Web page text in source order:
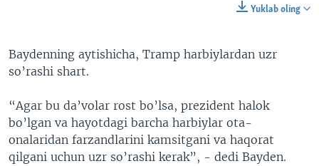
Yuklab oling
Baydenning aytishicha, Tramp harbiylardan uzr
so’rashi shart.
“Agar bu da’volar rost bo’lsa, prezident halok
bo’lgan va hayotdagi barcha harbiylar ota-
onalaridan farzandlarini kamsitgani va haqorat
qilgani uchun uzr so’rashi kerak”, - dedi Bayden.